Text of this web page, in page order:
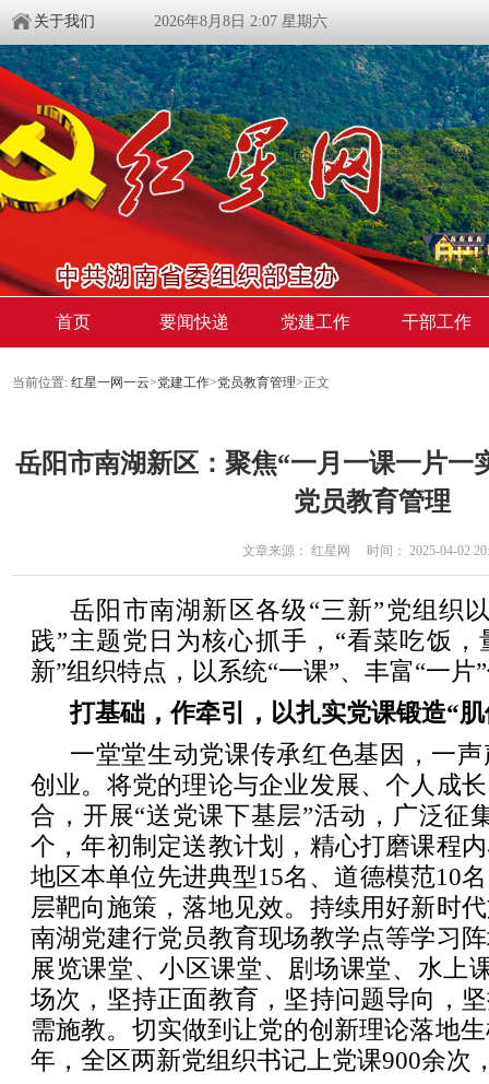
关于我们 2026年8月8日 2:07 星期六
首页 要闻快递 党建工作 干部工作
当前位置: 红星一网一云>党建工作>党员教育管理>正文
岳阳市南湖新区：聚焦“一月一课一片一
党员教育管理
文章来源： 红星网 时间： 2025-04-02
岳阳市南湖新区各级“三新”党组织
践”主题党日为核心抓手，“看菜吃饭，
新”组织特点，以系统“一课”、丰富“一片”
打基础，作牵引，以扎实党课锻造“
一堂堂生动党课传承红色基因，一
创业。将党的理论与企业发展、个人成
合，开展“送党课下基层”活动，广泛征
个，年初制定送教计划，精心打磨课程
地区本单位先进典型15名、道德模范10
层靶向施策，落地见效。持续用好新时
南湖党建行党员教育现场教学点等学习
展览课堂、小区课堂、剧场课堂、水上
场次，坚持正面教育，坚持问题导向，
需施教。切实做到让党的创新理论落地
年，全区两新党组织书记上党课900余次